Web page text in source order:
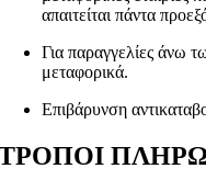
απαιτείται πάντα
Για παραγγελίες άνω
μεταφορικά.
Επιβάρυνση